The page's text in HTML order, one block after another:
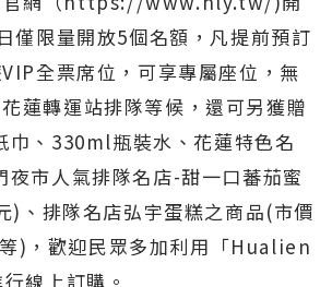
僅限量開放5個名額，凡提前預訂
全票席位，可享專屬座位，無
蓮轉運站排隊等候，還可另獲贈
巾、330ml瓶裝水、花蓮特色名
夜市人氣排隊名店-甜一口蕃茄蜜
)、排隊名店弘宇蛋糕之商品(市價
)，歡迎民眾多加利用「Hualien
線上訂購。